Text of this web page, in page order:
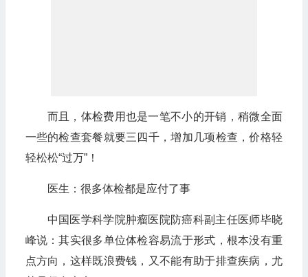
而且，体检费用也是一笔不小的开销，稍微全面
一些的检查套餐就要三四千，增加几项检查，价格轻
轻松松“过万”！
医生：很多体检都是应付了事
中国医学科学院肿瘤医院防癌科副主任医师毕晓
峰说：其实很多单位体检容易流于形式，根本没有重
点方向，这样既浪费钱，又不能有助于排查疾病，尤